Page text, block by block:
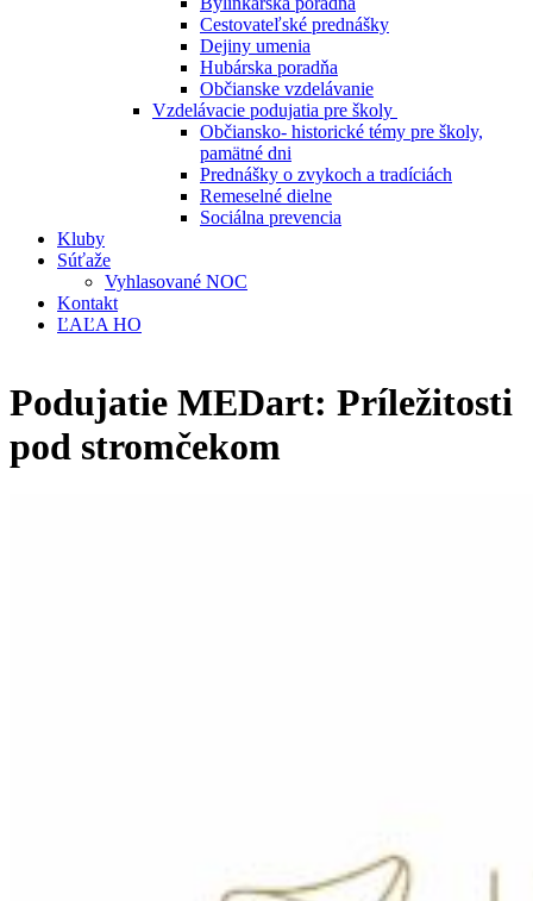
Cestovateľské prednášky
Dejiny umenia
Hubárska poradňa
Občianske vzdelávanie
Vzdelávacie podujatia pre školy
Občiansko- historické témy pre školy,
pamätné dni
Prednášky o zvykoch a tradíciách
Remeselné dielne
Sociálna prevencia
Kluby
Súťaže
Vyhlasované NOC
Kontakt
ĽAĽA HO
Podujatie MEDart: Príležitosti
pod stromčekom